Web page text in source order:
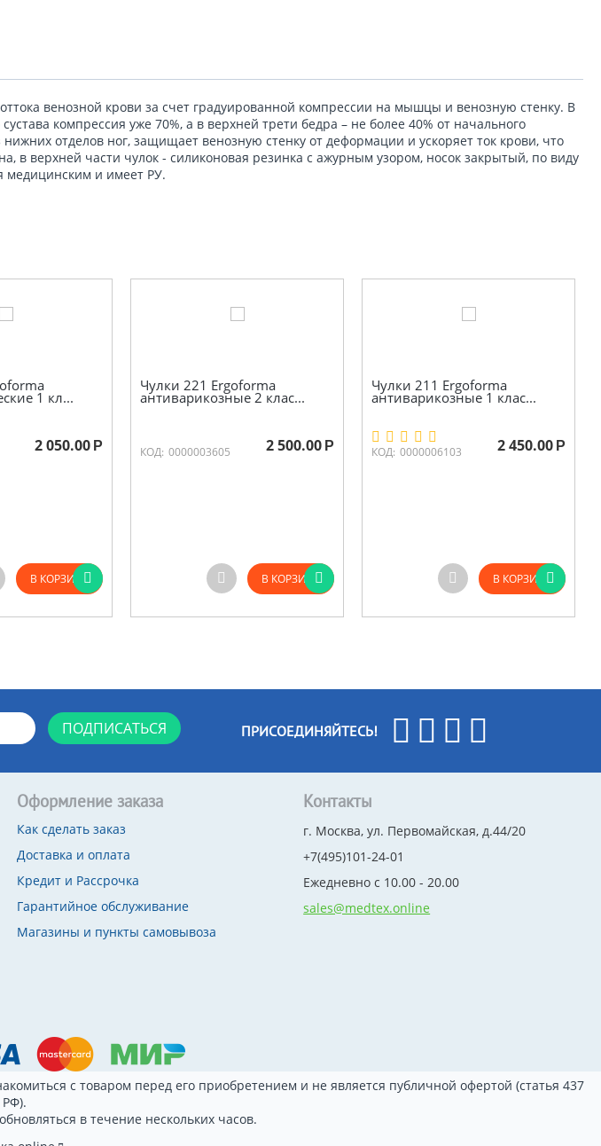
венозной крови за счет градуированной компрессии на мышцы и венозную стенку. В
компрессия уже 70%, а в верхней трети бедра – не более 40% от начального
отделов ног, защищает венозную стенку от деформации и ускоряет ток крови, что
верхней части чулок - силиконовая резинка с ажурным узором, носок закрытый, по виду
медицинским и имеет РУ.
1 кл...
2 050.00 Р
В КОРЗИНУ
Чулки 221 Ergoforma
антиварикозные 2 клас...
КОД: 0000003605 2 500.00 Р
В КОРЗИНУ
Чулки 211 Ergoforma
антиварикозные 1 клас...
КОД: 0000006103 2 450.00 Р
В КОРЗИНУ
ПОДПИСАТЬСЯ ПРИСОЕДИНЯЙТЕСЬ!
Оформление заказа
Как сделать заказ
Доставка и оплата
Кредит и Рассрочка
Гарантийное обслуживание
Магазины и пункты самовывоза
Контакты
г. Москва, ул. Первомайская, д.44/20
+7(495)101-24-01
Ежедневно с 10.00 - 20.00
sales@medtex.online
с товаром перед его приобретением и не является публичной офертой (статья 437
РФ).
в течение нескольких часов.